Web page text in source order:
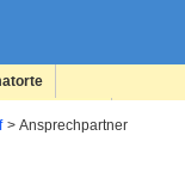
Ansprechpartner